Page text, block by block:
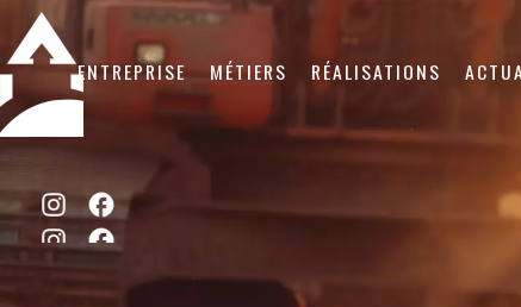
ENTREPRISE MÉTIERS RÉALISATIONS